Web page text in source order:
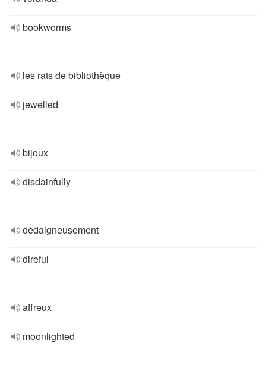
bookworms
les rats de bibliothèque
jewelled
bijoux
disdainfully
dédaigneusement
direful
affreux
moonlighted